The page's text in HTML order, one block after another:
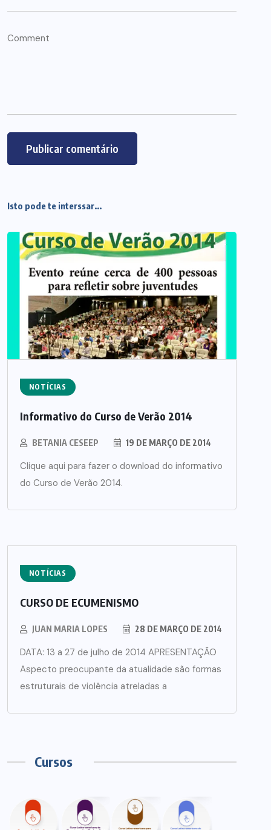
Isto pode te interssar...
NOTÍCIAS
Informativo do Curso de Verão 2014
BETANIA CESEEP 19 DE MARÇO DE 2014
Clique aqui para fazer o download do informativo
do Curso de Verão 2014.
NOTÍCIAS
CURSO DE ECUMENISMO
JUAN MARIA LOPES 28 DE MARÇO DE 2014
DATA: 13 a 27 de julho de 2014 APRESENTAÇÃO
Aspecto preocupante da atualidade são formas
estruturais de violência atreladas a
Cursos